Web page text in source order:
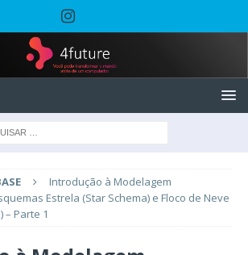
Introdução à Modelagem
Estrela (Star Schema) e Floco de Neve
– Parte 1